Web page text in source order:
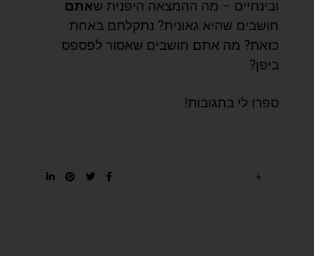
ובינתיים – מה ההמצאה היפנית שאתם
חושבים שהיא גאונית? נתקלתם באחת
כזאת? מה אתם חושבים שאסור לפספס
ביפן?
ספרו לי בתגובות!
4